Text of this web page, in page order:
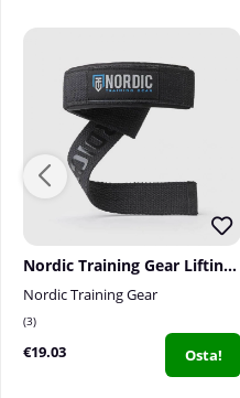
Nordic Training Gear Lifting Straps
Nordic Training Gear
3
€19.03 Osta!